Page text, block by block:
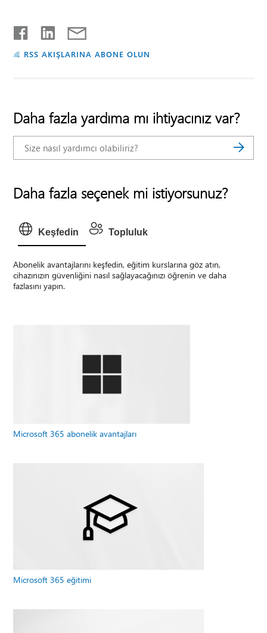
RSS AKIŞLARINA ABONE OLUN
Daha fazla yardıma mı ihtiyacınız var?
Daha fazla seçenek mi istiyorsunuz?
Keşfedin Topluluk
Abonelik avantajlarını keşfedin, eğitim kurslarına göz atın,
cihazınızın güvenliğini nasıl sağlayacağınızı öğrenin ve daha
fazlasını yapın.
Microsoft 365 abonelik avantajları
Microsoft 365 eğitimi